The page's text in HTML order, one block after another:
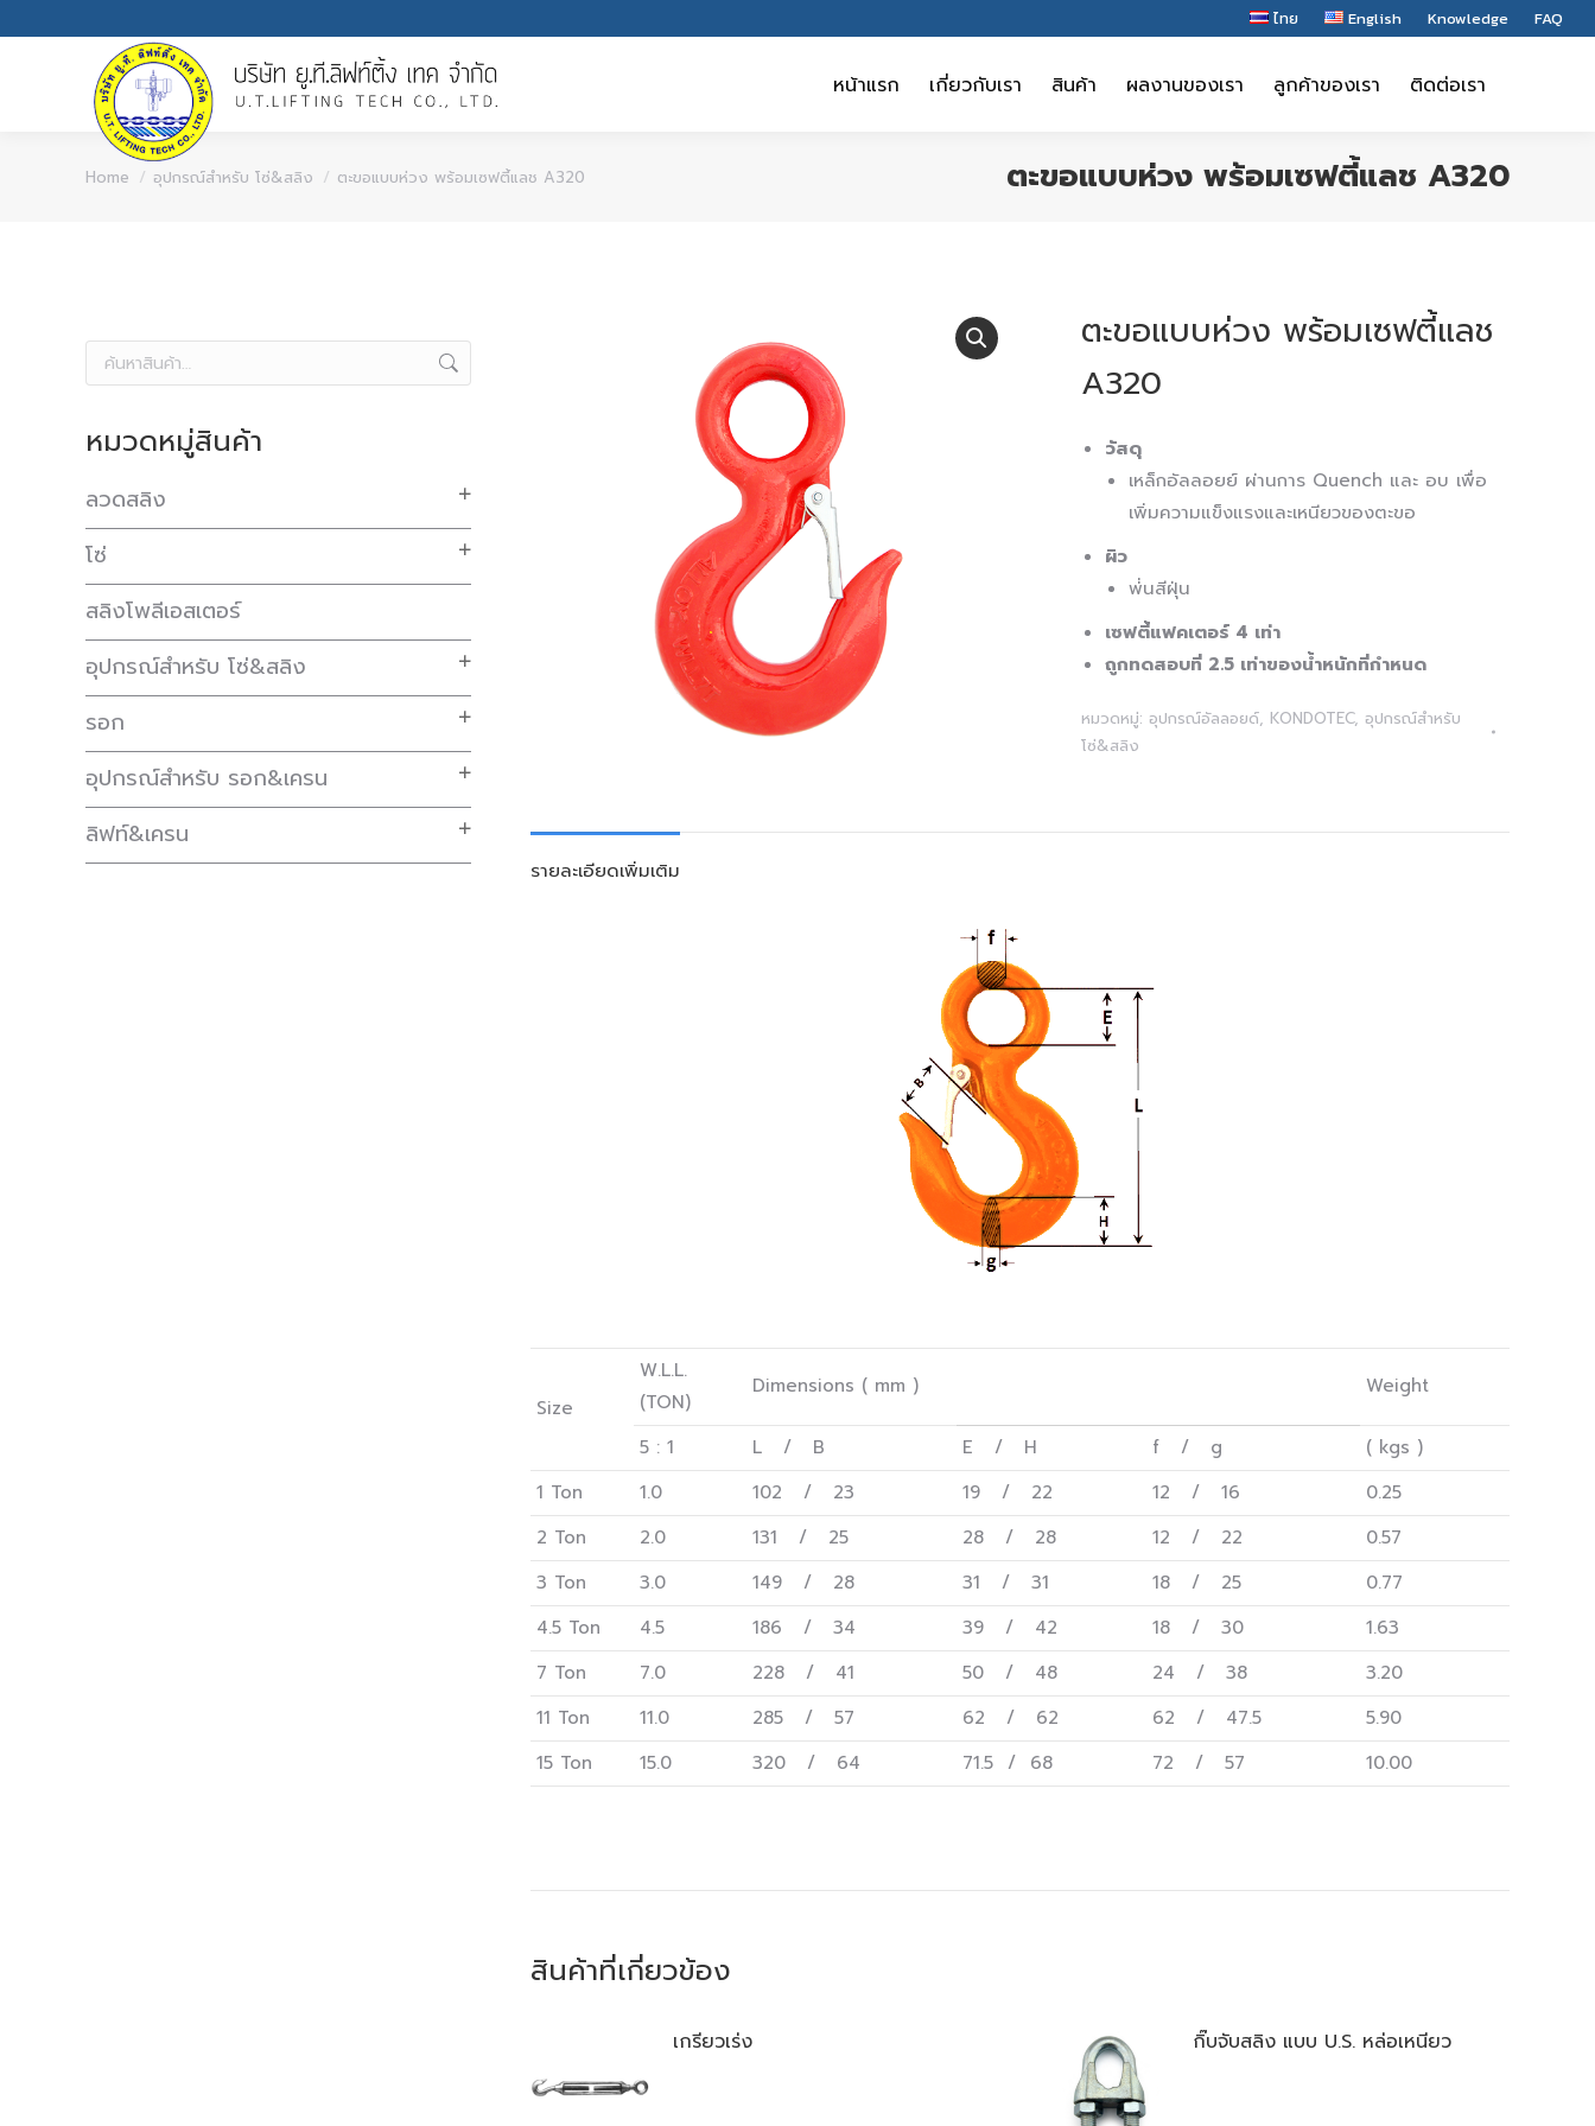
ไทย English Knowledge FAQ
หน้าแรก เกี่ยวกับเรา สินค้า ผลงานของเรา ลูกค้าของเรา ติดต่อเรา
You are here:
Home อุปกรณ์สำหรับ โซ่&สลิง ตะขอแบบห่วง พร้อมเซฟตี้แลช A320 ตะขอแบบห่วง พร้อมเซฟตี้แลช A320
ตะขอแบบห่วง พร้อมเซฟตี้แลช
A320
วัสดุ
เหล็กอัลลอยย์ ผ่านการ Quench และ อบ เพื่อ
เพิ่มความแข็งแรงและเหนียวของตะขอ
ผิว
พ่่นสีฝุ่น
เซฟตี้แฟคเตอร์ 4 เท่า
ถูกทดสอบที่ 2.5 เท่าของน้ำหนักที่กำหนด
หมวดหมู่: อุปกรณ์อัลลอยด์, KONDOTEC, อุปกรณ์สำหรับ
โซ่&สลิง
รายละเอียดเพิ่มเติม
Size
W.L.L.
(TON)
Dimensions ( mm ) Weight
5 : 1 L / B E / H f / g
( kgs )
1 Ton
1.0 102 / 23 19 / 22 12 / 16
0.25
2 Ton
2.0 131 / 25 28 / 28 12 / 22
0.57
3 Ton
3.0 149 / 28 31 / 31 18 / 25
0.77
4.5 Ton
4.5 186 / 34 39 / 42 18 / 30
1.63
7 Ton
7.0 228 / 41 50 / 48 24 / 38
3.20
11 Ton
11.0 285 / 57 62 / 62 62 / 47.5
5.90
15 Ton
15.0 320 / 64 71.5 / 68 72 / 57 10.00
สินค้าที่เกี่ยวข้อง
เกรียวเร่ง กิ๊บจับสลิง แบบ U.S. หล่อเหนียว
หมวดหมู่สินค้า
ลวดสลิง
โซ่
สลิงโพลีเอสเตอร์
อุปกรณ์สำหรับ โซ่&สลิง
รอก
อุปกรณ์สำหรับ รอก&เครน
ลิฟท์&เครน